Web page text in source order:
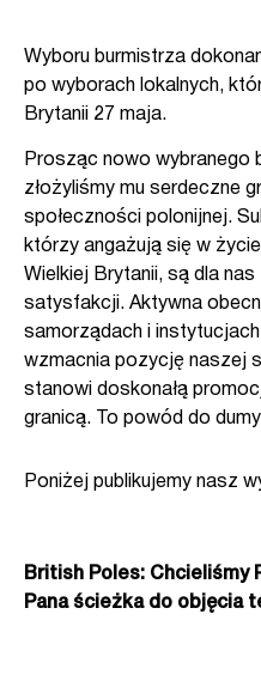
Wyboru burmistrza
po wyborach lokalnych,
Brytanii 27 maja.
Prosząc nowo wybranego
złożyliśmy mu serdeczne
społeczności polonijnej.
którzy angażują się w
Wielkiej Brytanii, są dla nas
satysfakcji. Aktywna
samorządach i
wzmacnia pozycję naszej
stanowi doskonałą
granicą. To powód do
Poniżej publikujemy nasz
British Poles: Chcieliśmy
Pana ścieżka do objęcia